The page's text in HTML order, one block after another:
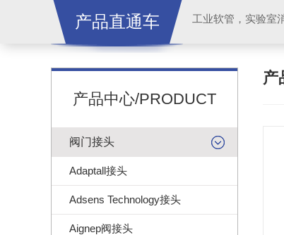
产品直通车 工业软管，实验室
产品中心/PRODUCT
阀门接头
Adaptall接头
Adsens Technology接头
Aignep阀接头
产